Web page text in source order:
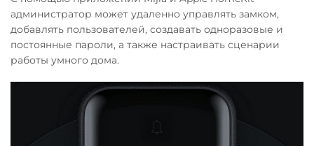
администратор может удаленно управлять замком,
добавлять пользователей, создавать одноразовые и
постоянные пароли, а также настраивать сценарии
работы умного дома.